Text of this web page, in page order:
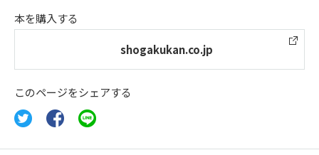
本を購入する
shogakukan.co.jp
このページをシェアする